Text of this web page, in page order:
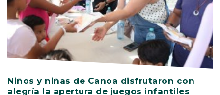
Niños y niñas de Canoa disfrutaron con
alegría la apertura de juegos infantiles